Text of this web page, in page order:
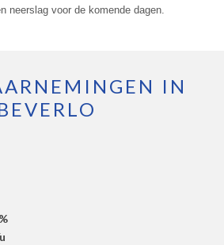
neerslag voor de komende dagen.
IN